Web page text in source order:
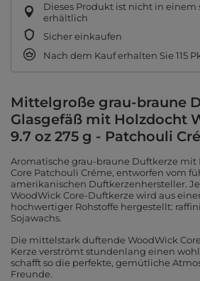
Dieses Produkt ist nicht in einem
erhältlich
Sicher einkaufen
Nach dem Kauf erhalten Sie 115
Mittelgroße grau-braune
Glasgefäß mit Holzdocht
9.7 oz 275 g - Patchouli
Aromatische grau-braune Duftkerze mit
Core Patchouli Créme, entworfen vom
amerikanischen Duftkerzenhersteller.
WoodWick Core-Duftkerze wird aus
hochwertiger Rohstoffe hergestellt:
Sojawachs.
Die mittelstark duftende WoodWick
Kerze verströmt stundenlang einen
schafft so die perfekte, gemütliche
Freunde.